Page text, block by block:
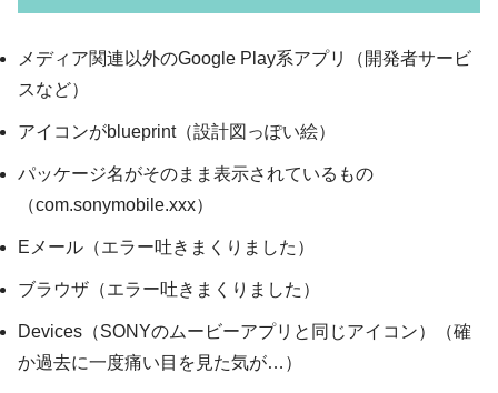
メディア関連以外のGoogle Play系アプリ（開発者サービ
スなど）
アイコンがblueprint（設計図っぽい絵）
パッケージ名がそのまま表示されているもの
（com.sonymobile.xxx）
Eメール（エラー吐きまくりました）
ブラウザ（エラー吐きまくりました）
Devices（SONYのムービーアプリと同じアイコン）（確
か過去に一度痛い目を見た気が…）